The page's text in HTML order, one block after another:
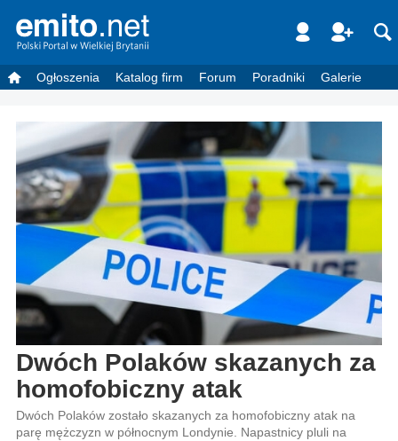
Ogłoszenia Katalog firm Forum Poradniki Galerie
Dwóch Polaków skazanych za
homofobiczny atak
Dwóch Polaków zostało skazanych za homofobiczny atak na
parę mężczyzn w północnym Londynie. Napastnicy pluli na